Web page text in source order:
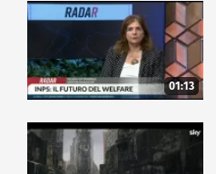
01:13